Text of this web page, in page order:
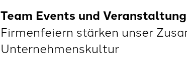
Team Events und
Firmenfeiern stärken unser
Unternehmenskultur